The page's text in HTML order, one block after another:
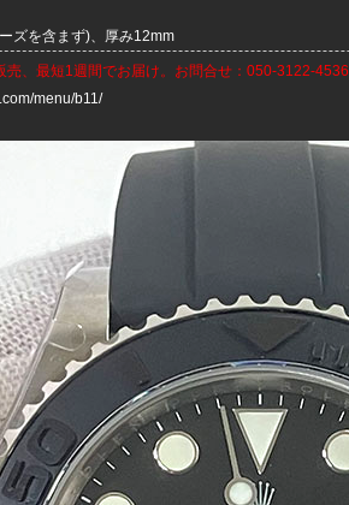
ズを含まず)、厚み12mm
売、最短1週間でお届け。お問合せ：050-3122-4536
menu/b11/